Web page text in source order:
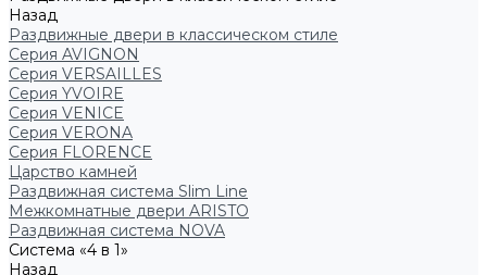
Назад
Раздвижные двери в классическом стиле
Серия AVIGNON
Серия VERSAILLES
Серия YVOIRE
Серия VENICE
Серия VERONA
Серия FLORENCE
Царство камней
Раздвижная система Slim Line
Межкомнатные двери ARISTO
Раздвижная система NOVA
Система «4 в 1»
Назад